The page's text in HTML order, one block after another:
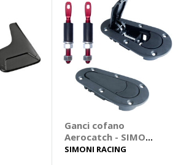
Ganci cofano
Aerocatch - SIMONI
RACING
SIMONI RACING